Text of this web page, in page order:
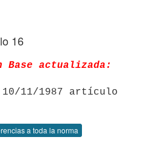
16
Base actualizada:
a toda la norma